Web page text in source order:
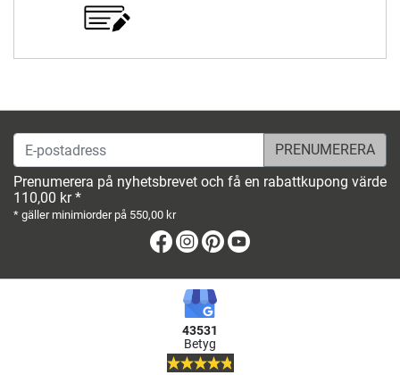
E-postadress
Prenumerera på nyhetsbrevet och få en rabattkupong värde
110,00 kr *
* gäller minimiorder på 550,00 kr
Facebook
Instagram
Pinterest
43531
Betyg